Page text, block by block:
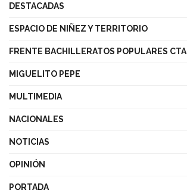
DESTACADAS
ESPACIO DE NIÑEZ Y TERRITORIO
FRENTE BACHILLERATOS POPULARES CTA
MIGUELITO PEPE
MULTIMEDIA
NACIONALES
NOTICIAS
OPINIÓN
PORTADA